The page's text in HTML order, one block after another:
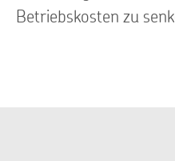
Betriebskosten zu